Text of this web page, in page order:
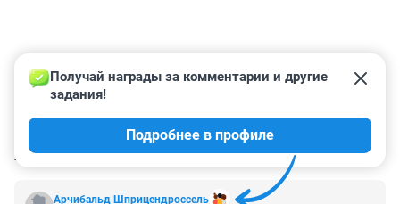
КОММЕНТАРИИ 26
Арчибальд Шприцендроссель
Получай награды за комментарии и другие
задания!
Подробнее в профиле